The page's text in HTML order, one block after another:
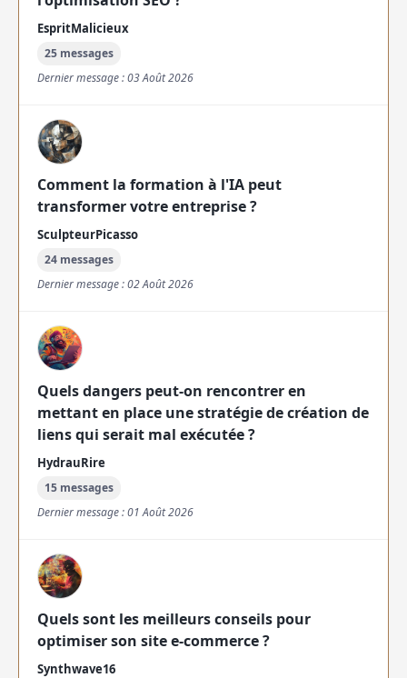
EspritMalicieux
25 messages
Dernier message : 03 Août 2026
Comment la formation à l'IA peut
transformer votre entreprise ?
SculpteurPicasso
24 messages
Dernier message : 02 Août 2026
Quels dangers peut-on rencontrer en
mettant en place une stratégie de création de
liens qui serait mal exécutée ?
HydrauRire
15 messages
Dernier message : 01 Août 2026
Quels sont les meilleurs conseils pour
optimiser son site e-commerce ?
Synthwave16